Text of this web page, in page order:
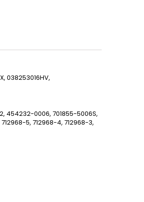
038253016HV,
454232-0006, 701855-5006S,
5, 712968-4, 712968-3,